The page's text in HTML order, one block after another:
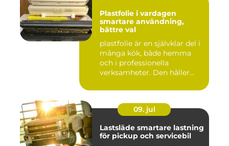
Plastfolie i vardagen
smartare användning,
bättre val
plastfolie är en självklar del i
många kök, både hemma
och i professionella
verksamheter. Den håller...
09. jul
Lastsläde smartare lastning
för pickup och servicebil